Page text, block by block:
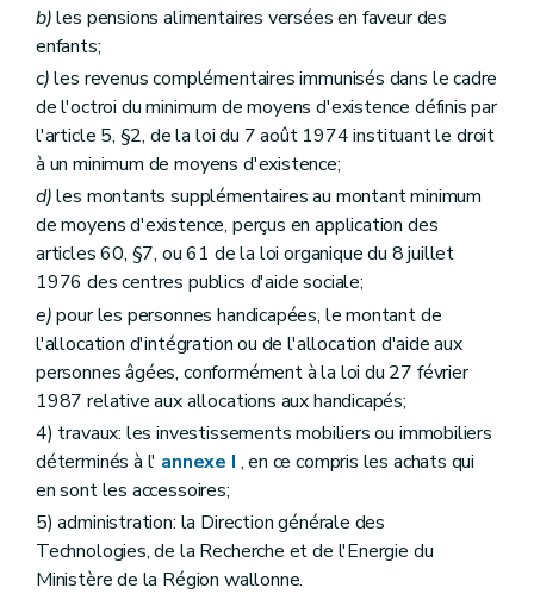
b)les pensions alimentaires versées en faveur des
enfants;
c)les revenus complémentaires immunisés dans le cadre
de l'octroi du minimum de moyens d'existence définis par
l'article 5, §2, de la loi du 7 août 1974 instituant le droit
à un minimum de moyens d'existence;
d)les montants supplémentaires au montant minimum
de moyens d'existence, perçus en application des
articles 60, §7, ou 61 de la loi organique du 8 juillet
1976 des centres publics d'aide sociale;
e)pour les personnes handicapées, le montant de
l'allocation d'intégration ou de l'allocation d'aide aux
personnes âgées, conformément à la loi du 27 février
1987 relative aux allocations aux handicapés;
4) travaux: les investissements mobiliers ou immobiliers
déterminés à l' annexe I , en ce compris les achats qui
en sont les accessoires;
5) administration: la Direction générale des
Technologies, de la Recherche et de l'Energie du
Ministère de la Région wallonne.